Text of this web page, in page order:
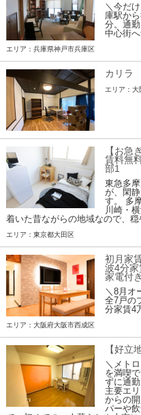
＼今だ
庫駅か
分。通
中心街
エリア：兵庫県神戸市兵庫区
カリラ
エリア：大
【お急
賃料無
部1
東急多
が、閑
す。 多
川崎・
着いた昔ながらの地域なので、
エリア：東京都大田区
初月家
波4分家
家電付き
＼8月オ
全7戸の
分家賃4
エリア：大阪府大阪市西成区
【好立
＼メト
を満喫
ずに通
主要エ
からの
パーや